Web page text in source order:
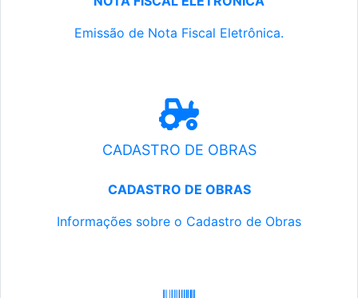
Emissão de Nota Fiscal Eletrônica.
CADASTRO DE OBRAS
CADASTRO DE OBRAS
Informações sobre o Cadastro de Obras